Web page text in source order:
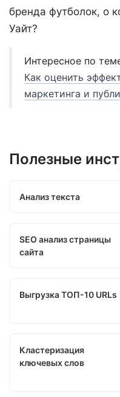
бренда футболок, о
Уайт?
Интересное по
Как оценить
маркетинга и
Полезные
Анализ текста
SEO анализ страницы
сайта
Выгрузка ТОП-10 URLs
Кластеризация
ключевых слов